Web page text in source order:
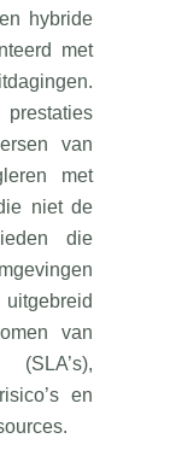
hybride
met
van
met
niet de
die
van
en